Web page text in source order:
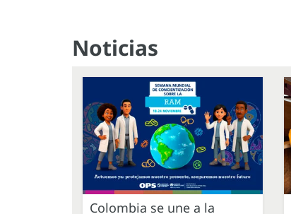
Noticias
Colombia se une a la